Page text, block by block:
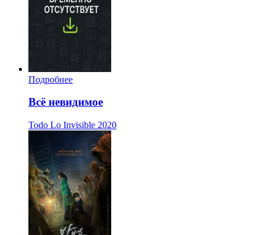
Подробнее
Всё невидимое
Todo Lo Invisible 2020